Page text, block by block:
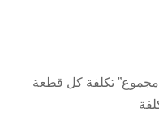
تكلفة كل قطعة